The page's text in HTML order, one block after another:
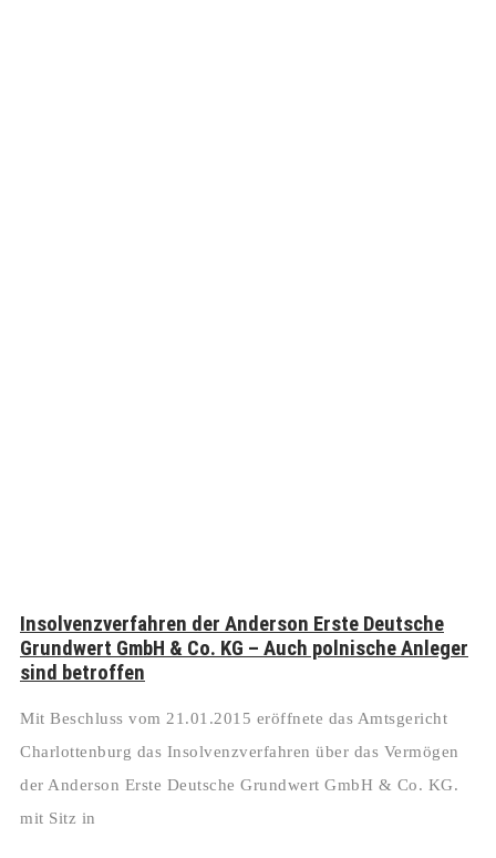
Insolvenzverfahren der Anderson Erste Deutsche
Grundwert GmbH & Co. KG – Auch polnische Anleger
sind betroffen
Mit Beschluss vom 21.01.2015 eröffnete das Amtsgericht
Charlottenburg das Insolvenzverfahren über das Vermögen
der Anderson Erste Deutsche Grundwert GmbH & Co. KG.
mit Sitz in